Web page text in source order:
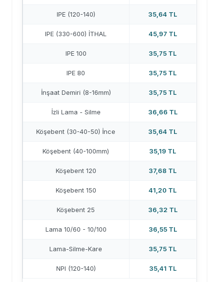
IPE (120-140) 35,64 TL
IPE (330-600) İTHAL 45,97 TL
IPE 100 35,75 TL
IPE 80 35,75 TL
İnşaat Demiri (8-16mm) 35,75 TL
İzli Lama - Silme 36,66 TL
Köşebent (30-40-50) İnce 35,64 TL
Köşebent (40-100mm) 35,19 TL
Köşebent 120 37,68 TL
Köşebent 150 41,20 TL
Köşebent 25 36,32 TL
Lama 10/60 - 10/100 36,55 TL
Lama-Silme-Kare 35,75 TL
NPI (120-140) 35,41 TL